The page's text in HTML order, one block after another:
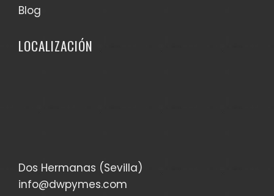
Blog
LOCALIZACIÓN
Dos Hermanas (Sevilla)
info@dwpymes.com